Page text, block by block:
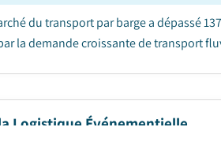
du transport par barge a dépassé
la demande croissante de transport
Logistique Événementielle